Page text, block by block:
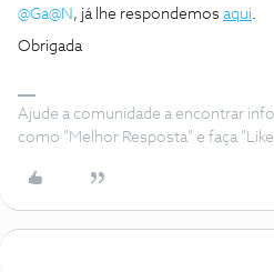
@Ga@N , já lhe respondemos aqui.
Obrigada
Ajude a comunidade a encontrar
como "Melhor Resposta" e faça